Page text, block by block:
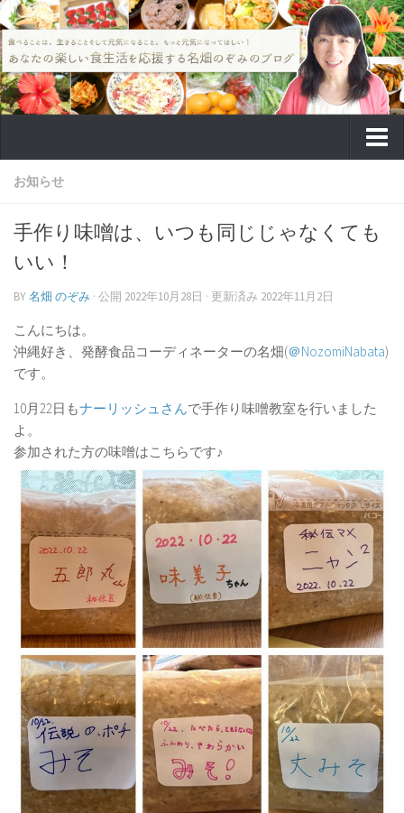
TOP
教室
認知症原因
認知症症状
認知症種類
アルツハイマー型認知症
脳血管性認知症
レビー小体型認知症
若年性認知症
認知症テスト
認知症レクリエーション
認知症予防
のぞみレシピ
名畑のぞみについて
お知らせ
手作り味噌は、いつも同じじゃなくても
いい！
BY名畑 のぞみ · 公開 2022年10月28日 · 更新済み 2022年11月2日
こんにちは。
沖縄好き、発酵食品コーディネーターの名畑(＠NozomiNabata)
です。
10月22日もナーリッシュさんで手作り味噌教室を行いました
よ。
参加された方の味噌はこちらです♪